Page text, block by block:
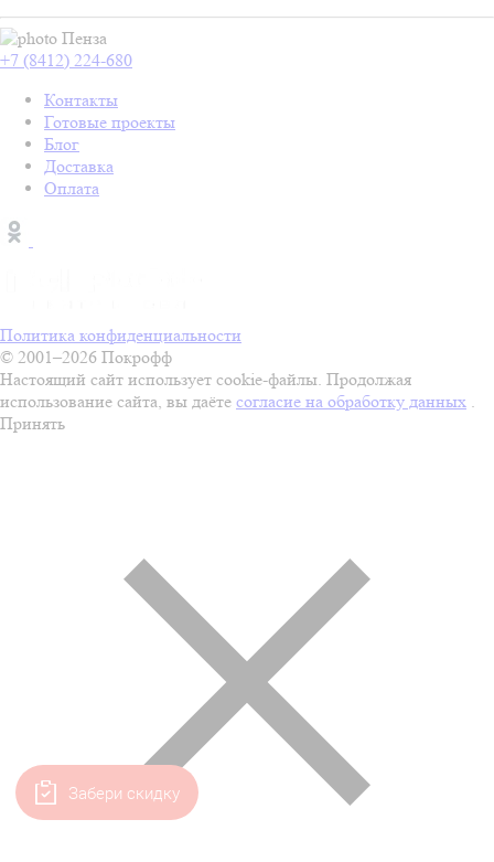
Пенза
+7 (8412) 224-680
Контакты
Готовые проекты
Блог
Доставка
Оплата
Политика конфиденциальности
© 2001–2026 Покрофф
Настоящий сайт использует cookie-файлы. Продолжая
использование сайта, вы даёте согласие на обработку данных .
Принять
Забери скидку